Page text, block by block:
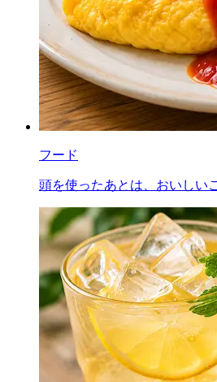
フード
頭を使ったあとは、おいしい